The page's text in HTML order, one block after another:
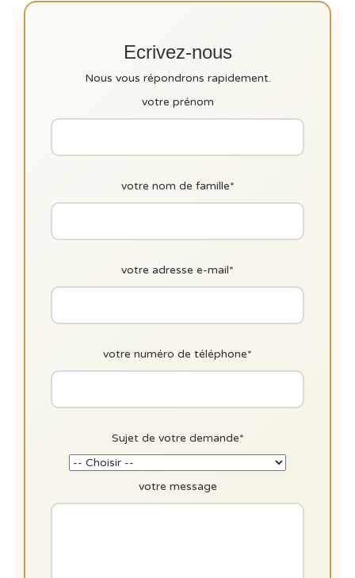
Ecrivez-nous
Nous vous répondrons rapidement.
votre prénom
votre nom de famille*
votre adresse e-mail*
votre numéro de téléphone*
Sujet de votre demande*
votre message